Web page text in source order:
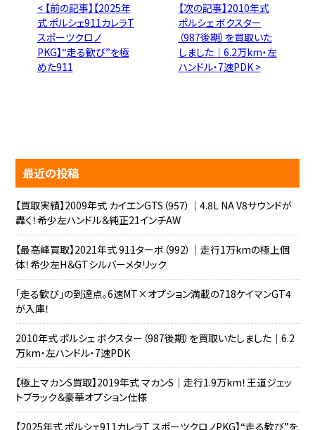
< 【前の記事】【2025年
式 ポルシェ911カレラT
スポーツクロノ
PKG】“走る歓び”を極
めた911
【次の記事】2010年式
ポルシェ ボクスター
（987後期）を買取いた
しました｜6.2万km・左
ハンドル・7速PDK >
最近の投稿
【買取実績】2009年式 カイエンGTS（957）｜4.8L NA V8サウンドが
轟く！希少左ハンドル＆純正21インチAW
【最高峰買取】2021年式 911ターボ（992）｜走行1万kmの極上個
体！希少左H＆GTシルバーメタリック
「走る歓び」の到達点。6速MT×オプション満載の718ケイマンGT4
が入庫！
2010年式 ポルシェ ボクスター（987後期）を買取いたしました｜6.2
万km・左ハンドル・7速PDK
【極上マカンS買取】2019年式 マカンS｜走行1.9万km！王道ジェッ
トブラック＆豪華オプション仕様
【2025年式 ポルシェ911カレラT スポーツクロノPKG】“走る歓び”を